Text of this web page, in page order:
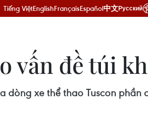
Tiếng ViệtEnglishFrançaisEspañol中文Русский
vấn đề túi
dòng xe thể thao Tuscon phần